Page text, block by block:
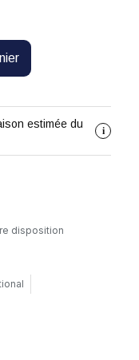
estimée du
i
disposition